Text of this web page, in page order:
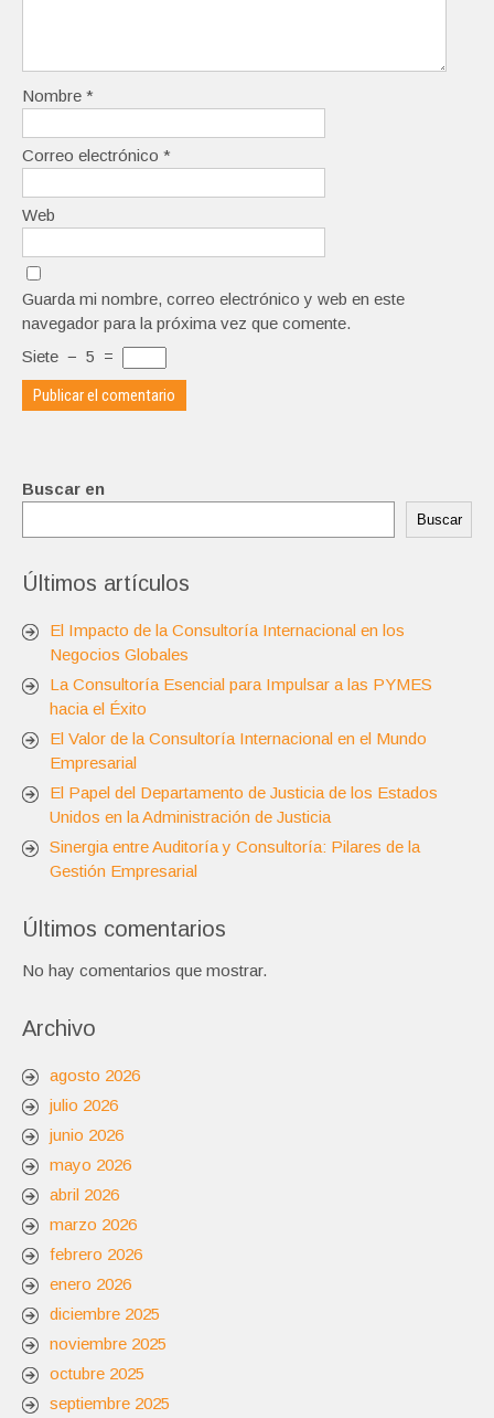
Nombre *
Correo electrónico *
Web
Guarda mi nombre, correo electrónico y web en este
navegador para la próxima vez que comente.
Siete − 5 =
Buscar en
Buscar
Últimos artículos
El Impacto de la Consultoría Internacional en los
Negocios Globales
La Consultoría Esencial para Impulsar a las PYMES
hacia el Éxito
El Valor de la Consultoría Internacional en el Mundo
Empresarial
El Papel del Departamento de Justicia de los Estados
Unidos en la Administración de Justicia
Sinergia entre Auditoría y Consultoría: Pilares de la
Gestión Empresarial
Últimos comentarios
No hay comentarios que mostrar.
Archivo
agosto 2026
julio 2026
junio 2026
mayo 2026
abril 2026
marzo 2026
febrero 2026
enero 2026
diciembre 2025
noviembre 2025
octubre 2025
septiembre 2025